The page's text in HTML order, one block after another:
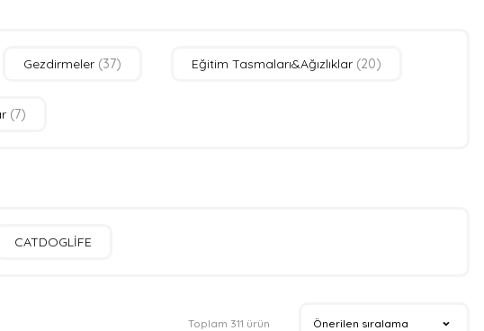
Gezdirmeler (37) Eğitim Tasmaları&Ağızlıklar (20)
(7)
CATDOGLİFE
Toplam 311 ürün